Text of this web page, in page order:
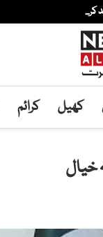
کھیل کرائم
خیال